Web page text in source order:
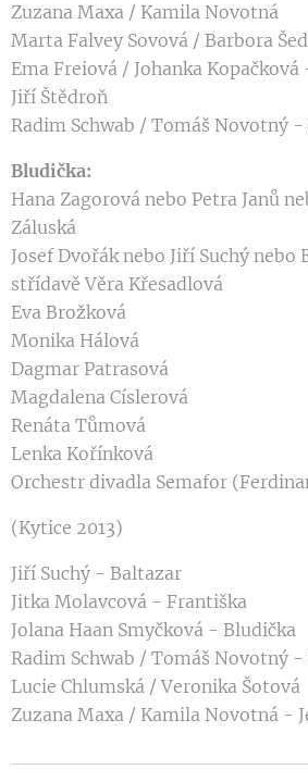
Zuzana Maxa / Kamila Novotná
Marta Falvey Sovová / Barbora
Ema Freiová / Johanka
Jiří Štědroň
Radim Schwab / Tomáš Novotný
Bludička:
Hana Zagorová nebo Petra Janů
Záluská
Josef Dvořák nebo Jiří Suchý nebo
střídavě Věra Křesadlová
Eva Brožková
Monika Hálová
Dagmar Patrasová
Magdalena Císlerová
Renáta Tůmová
Lenka Kořínková
Orchestr divadla Semafor
(Kytice 2013)
Jiří Suchý - Baltazar
Jitka Molavcová - Františka
Jolana Haan Smyčková - Bludička
Radim Schwab / Tomáš Novotný -
Lucie Chlumská / Veronika Šotová
Zuzana Maxa / Kamila Novotná -